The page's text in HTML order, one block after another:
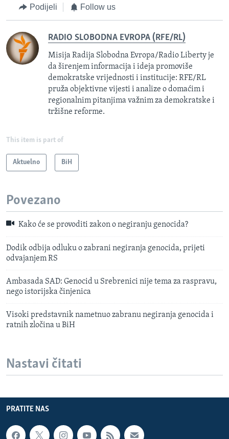
Podijeli Follow us
RADIO SLOBODNA EVROPA (RFE/RL)
Misija Radija Slobodna Evropa/Radio Liberty je
da širenjem informacija i ideja promoviše
demokratske vrijednosti i institucije: RFE/RL
pruža objektivne vijesti i analize o domaćim i
regionalnim pitanjima važnim za demokratske i
tržišne reforme.
This item is part of
Aktuelno BiH
Povezano
Kako će se provoditi zakon o negiranju genocida?
Dodik odbija odluku o zabrani negiranja genocida, prijeti
odvajanjem RS
Ambasada SAD: Genocid u Srebrenici nije tema za raspravu,
nego istorijska činjenica
Visoki predstavnik nametnuo zabranu negiranja genocida i
ratnih zločina u BiH
Nastavi čitati
PRATITE NAS